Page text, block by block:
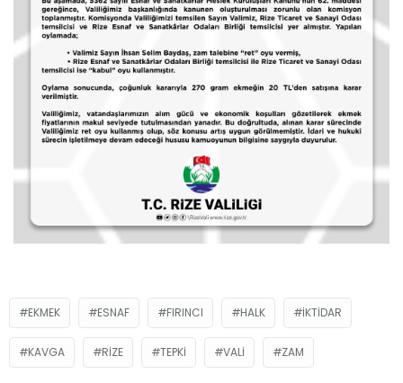
EKMEK ESNAF FIRINCI HALK IKTIDAR
KAVGA RIZE TEPKİ VALI ZAM